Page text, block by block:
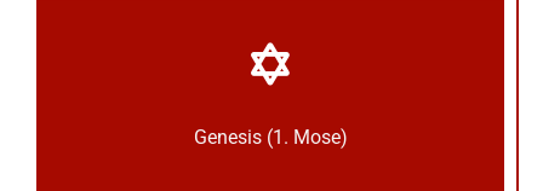
Genesis (1. Mose)